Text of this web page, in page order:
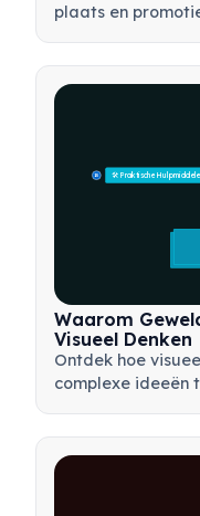
plaats en
🛠️ Praktische
15
Waarom
Visueel Denken
Ontdek hoe
complexe ideeën
mindmaps en